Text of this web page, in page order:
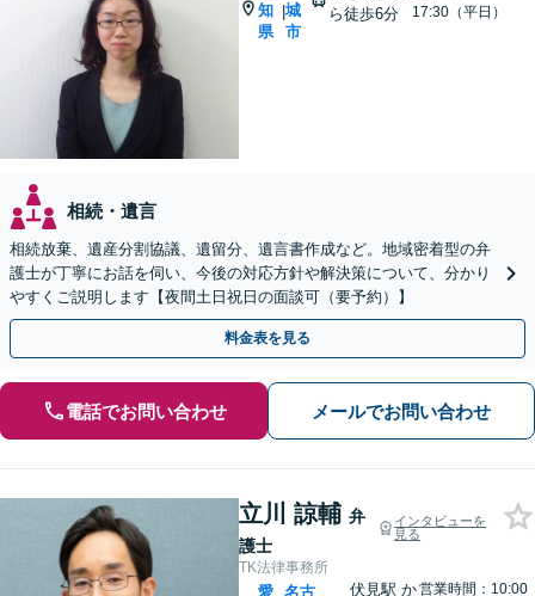
知
県
|城
市
ら徒歩6分
17:30（平日）
相続・遺言
相続放棄、遺産分割協議、遺留分、遺言書作成など。地域密着型の弁
護士が丁寧にお話を伺い、今後の対応方針や解決策について、分かり
やすくご説明します【夜間土日祝日の面談可（要予約）】
料金表を見る
電話でお問い合わせ メールでお問い合わせ
立川 諒輔 弁
護士
インタビューを
見る
TK法律事務所
愛 名古 伏見駅 か営業時間：10:00